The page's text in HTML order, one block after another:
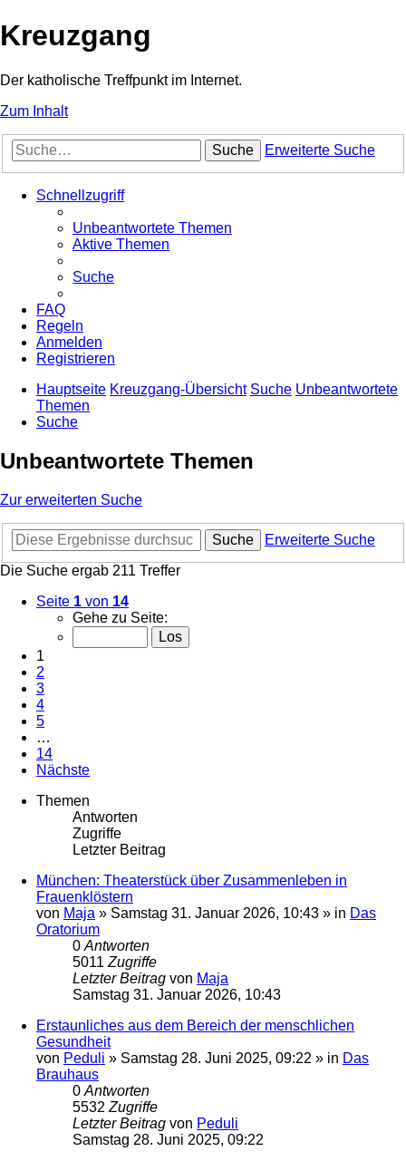
Kreuzgang
Der katholische Treffpunkt im Internet.
Zum Inhalt
Suche Erweiterte Suche
Schnellzugriff
Unbeantwortete Themen
Aktive Themen
Suche
FAQ
Regeln
Anmelden
Registrieren
Hauptseite Kreuzgang-Übersicht Suche Unbeantwortete
Themen
Suche
Unbeantwortete Themen
Zur erweiterten Suche
Suche
Erweiterte Suche
Die Suche ergab 211 Treffer
Seite 1 von 14
Gehe zu Seite:
1
2
3
4
5
…
14
Nächste
Themen
Antworten
Zugriffe
Letzter Beitrag
München: Theaterstück über Zusammenleben in
Frauenklöstern
von Maja » Samstag 31. Januar 2026, 10:43 » in Das
Oratorium
0 Antworten
5011 Zugriffe
Letzter Beitrag von Maja
Samstag 31. Januar 2026, 10:43
Erstaunliches aus dem Bereich der menschlichen
Gesundheit
von Peduli » Samstag 28. Juni 2025, 09:22 » in Das
Brauhaus
0 Antworten
5532 Zugriffe
Letzter Beitrag von Peduli
Samstag 28. Juni 2025, 09:22